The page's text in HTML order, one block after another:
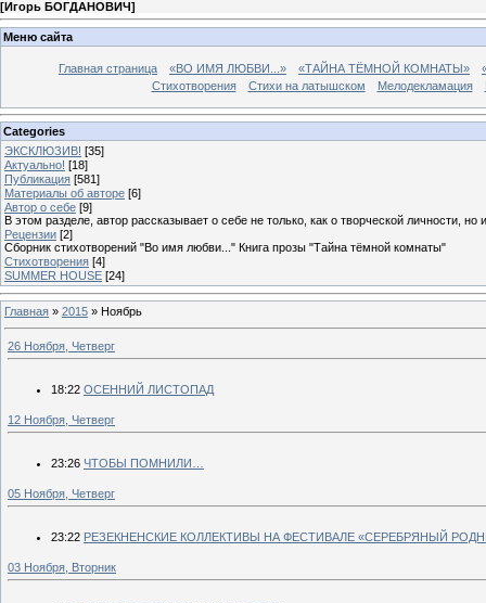
[Игорь БОГДАНОВИЧ]
Меню сайта
Главная страница «ВО ИМЯ ЛЮБВИ...» «ТАЙНА ТЁМНОЙ КОМНАТЫ»
Стихотворения
Стихи на латышском Мелодекламация
Categories
ЭКСКЛЮЗИВ! [35]
Актуально! [18]
Публикация [581]
Материалы об авторе [6]
Автор о себе [9]
В этом разделе, автор рассказывает о себе не только, как о творческой личности,
Рецензии [2]
Сборник стихотворений "Во имя любви..." Книга прозы "Тайна тёмной комнаты"
Стихотворения [4]
SUMMER HOUSE [24]
Главная » 2015 » Ноябрь
26 Ноября, Четверг
18:22 ОСЕННИЙ ЛИСТОПАД
12 Ноября, Четверг
23:26 ЧТОБЫ ПОМНИЛИ…
05 Ноября, Четверг
23:22 РЕЗЕКНЕНСКИЕ КОЛЛЕКТИВЫ НА ФЕСТИВАЛЕ «СЕРЕБРЯНЫЙ
03 Ноября, Вторник